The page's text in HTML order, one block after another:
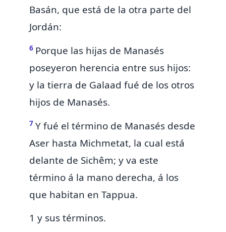
Basán, que está de la otra parte del
Jordán:
6 Porque las hijas de Manasés
poseyeron herencia entre sus hijos:
y la tierra de Galaad fué de los otros
hijos de Manasés.
7 Y fué el término de Manasés desde
Aser hasta Michmetat, la cual está
delante de Sichêm; y va este
término á la mano derecha, á los
que habitan en Tappua.
1 y sus términos.